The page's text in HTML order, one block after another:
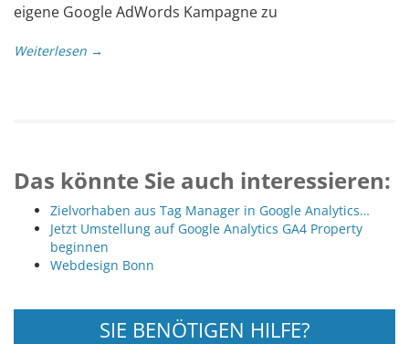
eigene Google AdWords Kampagne zu
Weiterlesen →
Das könnte Sie auch interessieren:
Zielvorhaben aus Tag Manager in Google Analytics…
Jetzt Umstellung auf Google Analytics GA4 Property
beginnen
Webdesign Bonn
SIE BENÖTIGEN HILFE?